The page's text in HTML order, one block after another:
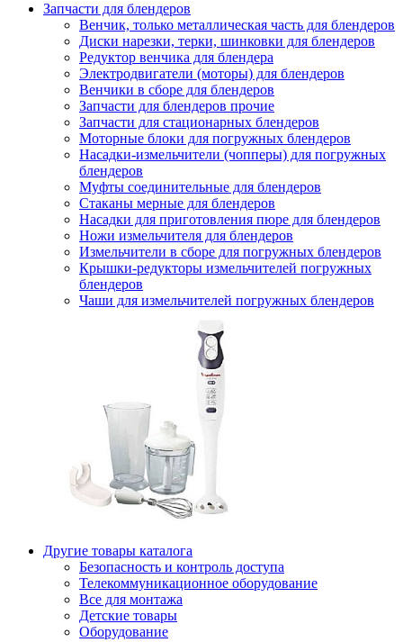
Запчасти для блендеров
Венчик, только металлическая часть для блендеров
Диски нарезки, терки, шинковки для блендеров
Редуктор венчика для блендера
Электродвигатели (моторы) для блендеров
Венчики в сборе для блендеров
Запчасти для блендеров прочие
Запчасти для стационарных блендеров
Моторные блоки для погружных блендеров
Насадки-измельчители (чопперы) для погружных
блендеров
Муфты соединительные для блендеров
Стаканы мерные для блендеров
Насадки для приготовления пюре для блендеров
Ножи измельчителя для блендеров
Измельчители в сборе для погружных блендеров
Крышки-редукторы измельчителей погружных
блендеров
Чаши для измельчителей погружных блендеров
Другие товары каталога
Безопасность и контроль доступа
Телекоммуникационное оборудование
Все для монтажа
Детские товары
Оборудование